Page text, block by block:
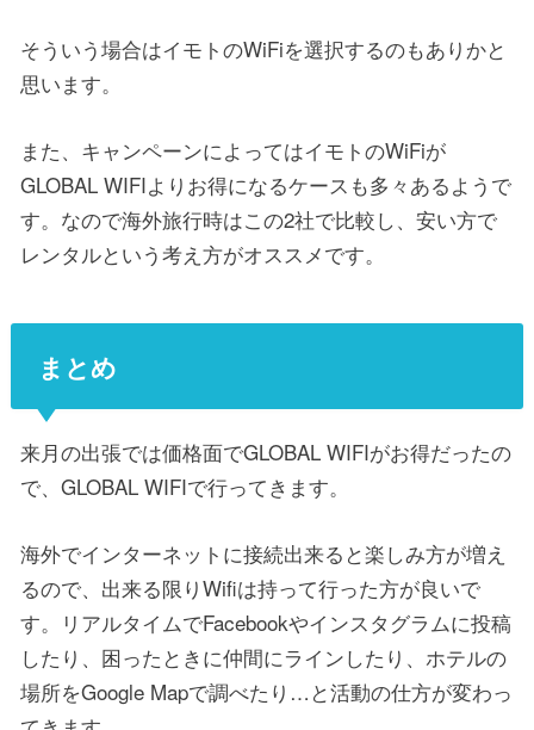
そういう場合はイモトのWiFiを選択するのもありかと
思います。
また、キャンペーンによってはイモトのWiFiが
GLOBAL WIFIよりお得になるケースも多々あるようで
す。なので海外旅行時はこの2社で比較し、安い方で
レンタルという考え方がオススメです。
まとめ
来月の出張では価格面でGLOBAL WIFIがお得だったの
で、GLOBAL WIFIで行ってきます。
海外でインターネットに接続出来ると楽しみ方が増え
るので、出来る限りWifiは持って行った方が良いで
す。リアルタイムでFacebookやインスタグラムに投稿
したり、困ったときに仲間にラインしたり、ホテルの
場所をGoogle Mapで調べたり…と活動の仕方が変わっ